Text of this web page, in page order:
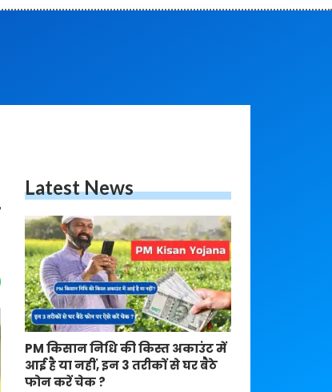
Latest News
PM किसान निधि की किस्त अकाउंट में
आई है या नहीं, इन 3 तरीकों से घर बैठे
फोन करें चेक ?